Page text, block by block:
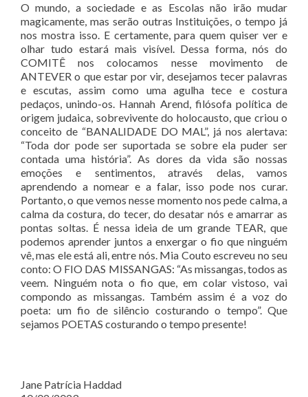
O mundo, a sociedade e as Escolas não irão mudar
magicamente, mas serão outras Instituições, o tempo já
nos mostra isso. E certamente, para quem quiser ver e
olhar tudo estará mais visível. Dessa forma, nós do
COMITÊ nos colocamos nesse movimento de
ANTEVER o que estar por vir, desejamos tecer palavras
e escutas, assim como uma agulha tece e costura
pedaços, unindo-os. Hannah Arend, filósofa política de
origem judaica, sobrevivente do holocausto, que criou o
conceito de “BANALIDADE DO MAL”, já nos alertava:
“Toda dor pode ser suportada se sobre ela puder ser
contada uma história”. As dores da vida são nossas
emoções e sentimentos, através delas, vamos
aprendendo a nomear e a falar, isso pode nos curar.
Portanto, o que vemos nesse momento nos pede calma, a
calma da costura, do tecer, do desatar nós e amarrar as
pontas soltas. É nessa ideia de um grande TEAR, que
podemos aprender juntos a enxergar o fio que ninguém
vê, mas ele está ali, entre nós. Mia Couto escreveu no seu
conto: O FIO DAS MISSANGAS: “As missangas, todos as
veem. Ninguém nota o fio que, em colar vistoso, vai
compondo as missangas. Também assim é a voz do
poeta: um fio de silêncio costurando o tempo”. Que
sejamos POETAS costurando o tempo presente!
Jane Patrícia Haddad